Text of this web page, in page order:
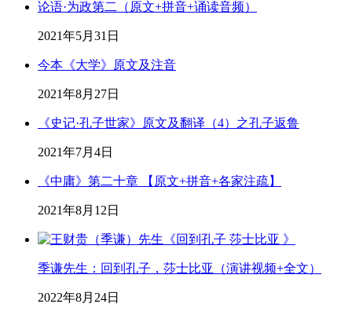
论语·为政第二（原文+拼音+诵读音频）
2021年5月31日
今本《大学》原文及注音
2021年8月27日
《史记·孔子世家》原文及翻译（4）之孔子返鲁
2021年7月4日
《中庸》第二十章 【原文+拼音+各家注疏】
2021年8月12日
季谦先生：回到孔子，莎士比亚（演讲视频+全文）
2022年8月24日